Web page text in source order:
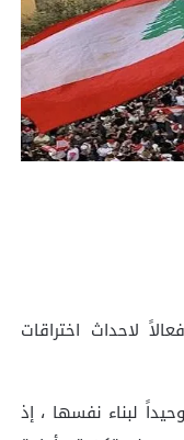
لاحداث اختراقات
لبناء نفسها ، إذ